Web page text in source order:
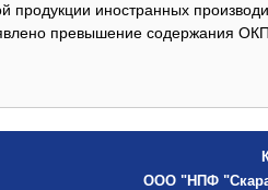
продукции иностранных
превышение содержания
ООО "НПФ